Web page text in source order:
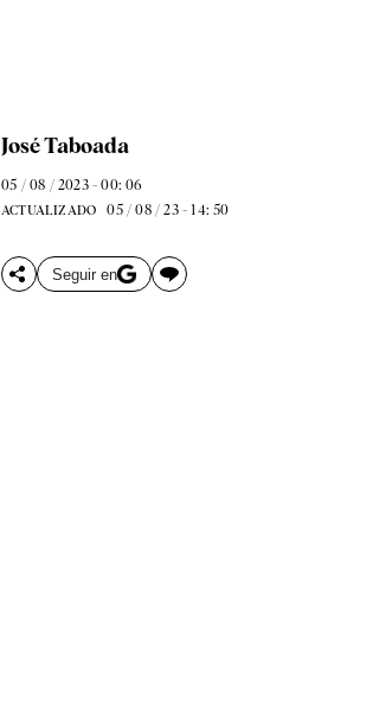
José Taboada
05 / 08 / 2023 - 00: 06
ACTUALIZADO 05 / 08 / 23 - 14: 50
Seguir en